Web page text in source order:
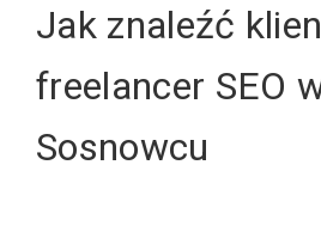
Jak znaleźć
freelancer SEO
Sosnowcu